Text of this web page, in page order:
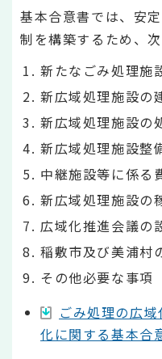
基本合意書では、安
制を構築するため、
新たなごみ処理施
新広域処理施設の
新広域処理施設の
新広域処理施設整
中継施設等に係る
新広域処理施設の
広域化推進会議の
稲敷市及び美浦村
その他必要な事項
ごみ処理の広
化に関する基本合